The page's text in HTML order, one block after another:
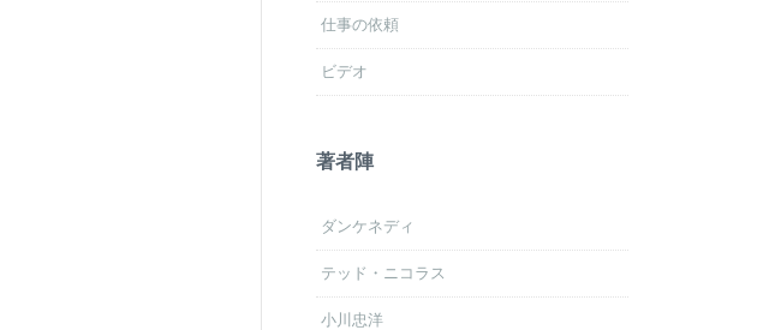
仕事の依頼
ビデオ
著者陣
ダンケネディ
テッド・ニコラス
小川忠洋